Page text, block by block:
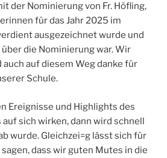
der Nominierung von Fr. Höfling,
für das Jahr 2025 im
ausgezeichnet wurde und
die Nominierung war. Wir
auch auf diesem Weg danke für
Schule.
Ereignisse und Highlights des
sich wirken, dann wird schnell
wurde. Gleichzei=g lässt sich für
dass wir guten Mutes in die